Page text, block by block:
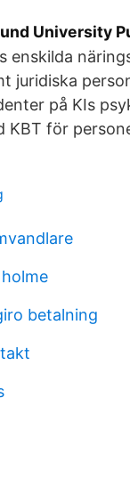
University
enskilda
juridiska
på KIs
KBT för
betalning